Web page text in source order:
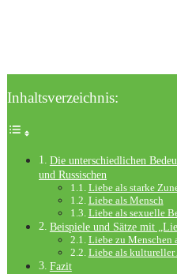
Inhaltsverzeichnis:
Die unterschiedlichen
und Russischen
Liebe als starke
Liebe als Mensch
Liebe als sexuelle
Beispiele und Sätze mit
Liebe zu Menschen
Liebe als kultureller
Fazit